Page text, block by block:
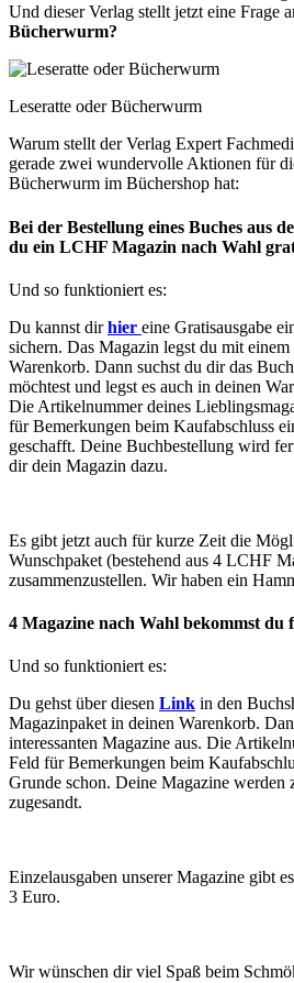
Und dieser Verlag stellt jetzt eine Frage
Bücherwurm?
Leseratte oder Bücherwurm
Warum stellt der Verlag Expert
gerade zwei wundervolle Aktionen für
Bücherwurm im Büchershop hat:
Bei der Bestellung eines Buches aus
du ein LCHF Magazin nach Wahl
Und so funktioniert es:
Du kannst dirhier eine Gratisausgabe
sichern. Das Magazin legst du mit
Warenkorb. Dann suchst du dir das
möchtest und legst es auch in deinen
Die Artikelnummer deines
für Bemerkungen beim Kaufabschluss
geschafft. Deine Buchbestellung wird
dir dein Magazin dazu.
Es gibt jetzt auch für kurze Zeit die
Wunschpaket (bestehend aus 4 LCHF
zusammenzustellen. Wir haben ein
4 Magazine nach Wahl bekommst
Und so funktioniert es:
Du gehst über diesen Link in den
Magazinpaket in deinen Warenkorb.
interessanten Magazine aus. Die
Feld für Bemerkungen beim
Grunde schon. Deine Magazine werden
zugesandt.
Einzelausgaben unserer Magazine gibt es
3 Euro.
Wir wünschen dir viel Spaß beim